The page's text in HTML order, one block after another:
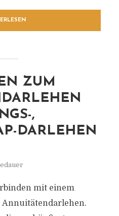
ZUM
,
DARLEHEN
mit einem
Annuitätendarlehen.